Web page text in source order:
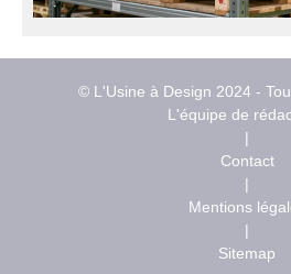
© L'Usine à Design 2024 -
L'équipe de
|
Contact
|
Mentions
|
Sitemap